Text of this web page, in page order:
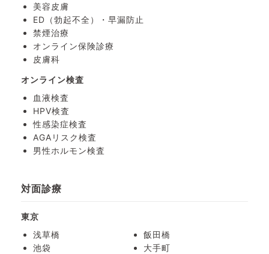
美容皮膚
ED（勃起不全）・ 早漏防止
禁煙治療
オンライン保険診療
皮膚科
オンライン検査
血液検査
HPV検査
性感染症検査
AGAリスク検査
男性ホルモン検査
対面診療
東京
浅草橋
飯田橋
池袋
大手町